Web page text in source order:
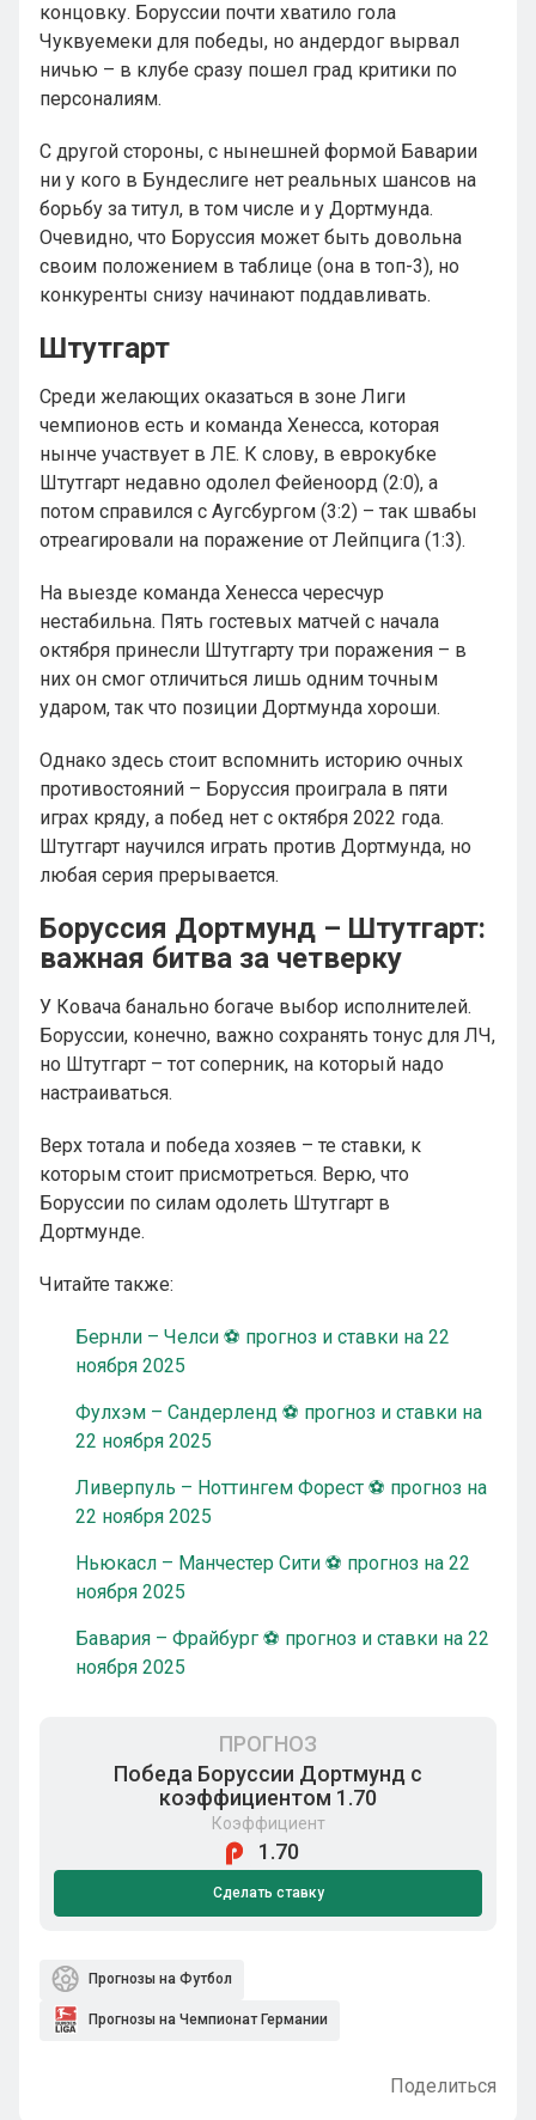
концовку. Боруссии почти хватило гола
Чуквуемеки для победы, но андердог вырвал
ничью – в клубе сразу пошел град критики по
персоналиям.
С другой стороны, с нынешней формой Баварии
ни у кого в Бундеслиге нет реальных шансов на
борьбу за титул, в том числе и у Дортмунда.
Очевидно, что Боруссия может быть довольна
своим положением в таблице (она в топ-3), но
конкуренты снизу начинают поддавливать.
Штутгарт
Среди желающих оказаться в зоне Лиги
чемпионов есть и команда Хенесса, которая
нынче участвует в ЛЕ. К слову, в еврокубке
Штутгарт недавно одолел Фейеноорд (2:0), а
потом справился с Аугсбургом (3:2) – так швабы
отреагировали на поражение от Лейпцига (1:3).
На выезде команда Хенесса чересчур
нестабильна. Пять гостевых матчей с начала
октября принесли Штутгарту три поражения – в
них он смог отличиться лишь одним точным
ударом, так что позиции Дортмунда хороши.
Однако здесь стоит вспомнить историю очных
противостояний – Боруссия проиграла в пяти
играх кряду, а побед нет с октября 2022 года.
Штутгарт научился играть против Дортмунда, но
любая серия прерывается.
Боруссия Дортмунд – Штутгарт:
важная битва за четверку
У Ковача банально богаче выбор исполнителей.
Боруссии, конечно, важно сохранять тонус для ЛЧ,
но Штутгарт – тот соперник, на который надо
настраиваться.
Верх тотала и победа хозяев – те ставки, к
которым стоит присмотреться. Верю, что
Боруссии по силам одолеть Штутгарт в
Дортмунде.
Читайте также:
Бернли – Челси ⚽ прогноз и ставки на 22
ноября 2025
Фулхэм – Сандерленд ⚽ прогноз и ставки на
22 ноября 2025
Ливерпуль – Ноттингем Форест ⚽ прогноз на
22 ноября 2025
Ньюкасл – Манчестер Сити ⚽ прогноз на 22
ноября 2025
Бавария – Фрайбург ⚽ прогноз и ставки на 22
ноября 2025
ПРОГНОЗ
Победа Боруссии Дортмунд с
коэффициентом 1.70
Коэффициент
1.70
Сделать ставку
Прогнозы на Футбол
Прогнозы на Чемпионат Германии
Поделиться